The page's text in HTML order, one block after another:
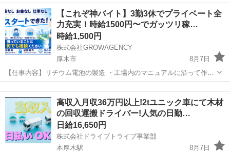
入出庫業務などをお任せします！ ＜具体的には…＞ ◆倉庫への運搬
◆定位置に保管 ◆空箱の整理 ◆リストを見ながら箱詰め ☆フォーク
リフト作業は2割程度で...
神奈川 厚木市 愛甲石田駅 ドライバー
【これぞ神バイト】3勤3休でプライベート全
力充実！時給1500円〜でガッツリ稼…
時給1,500円
株式会社GROWAGENCY
厚木市
8月7日
【仕事内容】リチウム電池の製造 ・工場内のマニュアルに沿って作業
をするだけでＯＫ！ 〜作業内容例〜 ・機械の監視作業 ・機械への投
入作業 ・原料を運搬する作業 ・マシンオペレーター業務 etc ★空調
完...
高収入月収36万円以上!2tユニック車にて木材
の回収運搬ドライバー!人気の日勤…
日給16,650円
株式会社ドライブトライブ事業部
本厚木駅
8月7日